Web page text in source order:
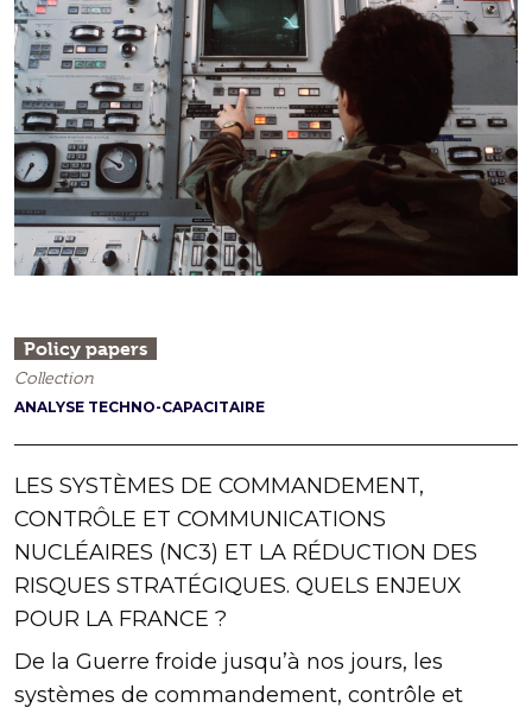
Policy papers
Collection
ANALYSE TECHNO-CAPACITAIRE
LES SYSTÈMES DE COMMANDEMENT,
CONTRÔLE ET COMMUNICATIONS
NUCLÉAIRES (NC3) ET LA RÉDUCTION DES
RISQUES STRATÉGIQUES. QUELS ENJEUX
POUR LA FRANCE ?
De la Guerre froide jusqu’à nos jours, les
systèmes de commandement, contrôle et